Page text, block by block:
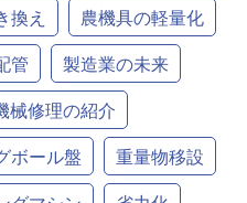
換え
農機具の軽量化
管
製造業の未来
械修理の紹介
ボール盤
重量物移設